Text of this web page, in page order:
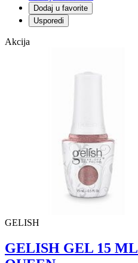
Dodaj u favorite
Usporedi
Akcija
GELISH
GELISH GEL 15